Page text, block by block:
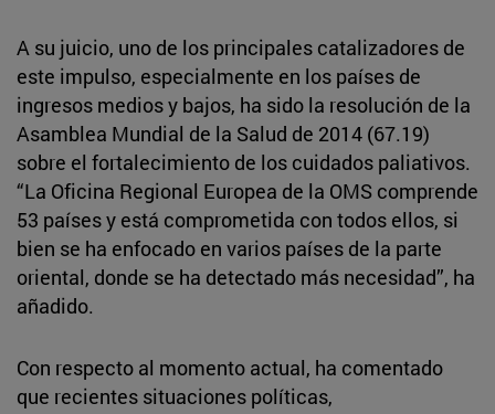
A su juicio, uno de los principales catalizadores de
este impulso, especialmente en los países de
ingresos medios y bajos, ha sido la resolución de la
Asamblea Mundial de la Salud de 2014 (67.19)
sobre el fortalecimiento de los cuidados paliativos.
“La Oficina Regional Europea de la OMS comprende
53 países y está comprometida con todos ellos, si
bien se ha enfocado en varios países de la parte
oriental, donde se ha detectado más necesidad”, ha
añadido.
Con respecto al momento actual, ha comentado
que recientes situaciones políticas,